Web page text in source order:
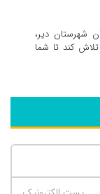
شهرستان دیر،
کند تا شما